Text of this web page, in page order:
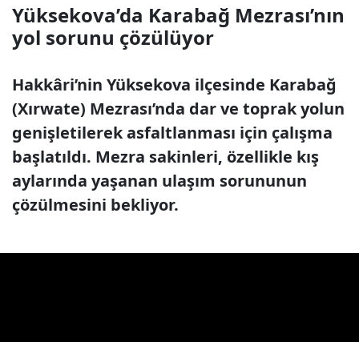
Yüksekova’da Karabağ Mezrası’nın
yol sorunu çözülüyor
Hakkâri’nin Yüksekova ilçesinde Karabağ
(Xırwate) Mezrası’nda dar ve toprak yolun
genişletilerek asfaltlanması için çalışma
başlatıldı. Mezra sakinleri, özellikle kış
aylarında yaşanan ulaşım sorununun
çözülmesini bekliyor.